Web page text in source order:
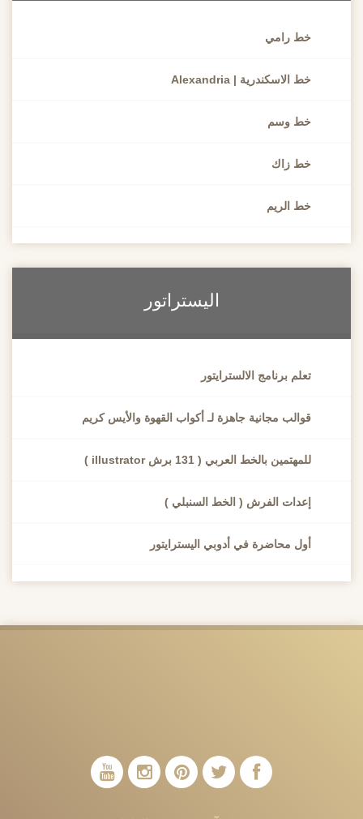
خط رامي
خط الاسكندرية | Alexandria
خط وسم
خط زاك
خط الريم
اليستراتور
تعلم برنامج الالسترايتور
قوالب مجانية جاهزة لـ أكواب القهوة والأيس كريم
للمهتمين بالخط العربي ( 131 برش illustrator )
إعدات الفرش ( الخط السنبلي )
أول محاضرة في أدوبي اليسترايتور